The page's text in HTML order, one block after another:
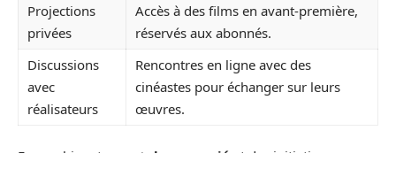
Projections
privées
Accès à des films en avant-première,
réservés aux abonnés.
Discussions
avec
réalisateurs
Rencontres en ligne avec des
cinéastes pour échanger sur leurs
œuvres.
En combinant un catalogue varié et des initiatives